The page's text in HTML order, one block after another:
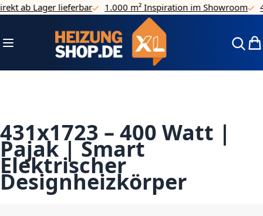
Direkt zum Inhalt
ab Lager lieferbar 1.000 m² Inspiration im Showroom
Navigation umschalten
431x1723 – 400 Watt |
Pajak | Smart
Elektrischer
Designheizkörper